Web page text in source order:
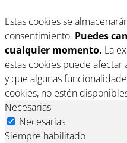
Estas cookies se
consentimiento. Puedes
cualquier momento. La
estas cookies puede
y que algunas
cookies, no estén
Necesarias
Necesarias
Siempre habilitado